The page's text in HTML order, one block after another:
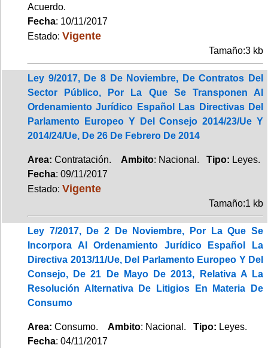
Acuerdo.
Fecha: 10/11/2017
Estado: Vigente
Tamaño:3 kb
Ley 9/2017, De 8 De Noviembre, De Contratos Del
Sector Público, Por La Que Se Transponen Al
Ordenamiento Jurídico Español Las Directivas Del
Parlamento Europeo Y Del Consejo 2014/23/Ue Y
2014/24/Ue, De 26 De Febrero De 2014
Area: Contratación. Ambito: Nacional. Tipo: Leyes.
Fecha: 09/11/2017
Estado: Vigente
Tamaño:1 kb
Ley 7/2017, De 2 De Noviembre, Por La Que Se
Incorpora Al Ordenamiento Jurídico Español La
Directiva 2013/11/Ue, Del Parlamento Europeo Y Del
Consejo, De 21 De Mayo De 2013, Relativa A La
Resolución Alternativa De Litigios En Materia De
Consumo
Area: Consumo. Ambito: Nacional. Tipo: Leyes.
Fecha: 04/11/2017